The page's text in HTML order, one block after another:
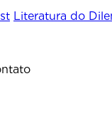
Literatura do